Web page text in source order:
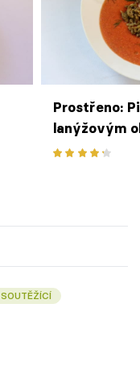
Prostřeno:
lanýžovým
SOUTĚŽÍCÍ